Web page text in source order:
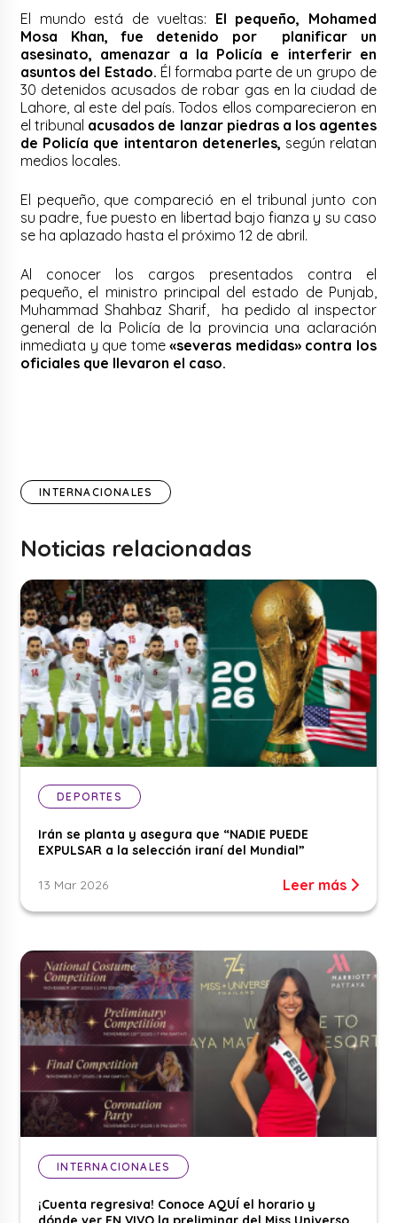
El mundo está de vueltas: El pequeño, Mohamed
Mosa Khan, fue detenido por planificar un
asesinato, amenazar a la Policía e interferir en
asuntos del Estado. Él formaba parte de un grupo de
30 detenidos acusados de robar gas en la ciudad de
Lahore, al este del país. Todos ellos comparecieron en
el tribunal acusados de lanzar piedras a los agentes
de Policía que intentaron detenerles, según relatan
medios locales.
El pequeño, que compareció en el tribunal junto con
su padre, fue puesto en libertad bajo fianza y su caso
se ha aplazado hasta el próximo 12 de abril.
Al conocer los cargos presentados contra el
pequeño, el ministro principal del estado de Punjab,
Muhammad Shahbaz Sharif, ha pedido al inspector
general de la Policía de la provincia una aclaración
inmediata y que tome«severas medidas» contra los
oficiales que llevaron el caso.
INTERNACIONALES
Noticias relacionadas
DEPORTES
Irán se planta y asegura que “NADIE PUEDE
EXPULSAR a la selección iraní del Mundial”
13 Mar 2026 Leer más
INTERNACIONALES
¡Cuenta regresiva! Conoce AQUÍ el horario y